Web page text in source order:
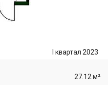
I квартал 2023
27.12 м²